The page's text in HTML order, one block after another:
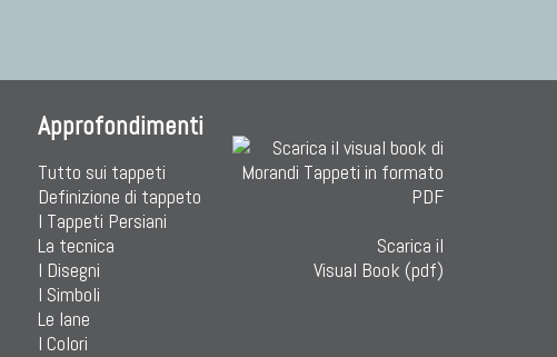
Approfondimenti
Tutto sui tappeti
Definizione di tappeto
I Tappeti Persiani
La tecnica
I Disegni
I Simboli
Le lane
I Colori
Scarica il
Visual Book (pdf)